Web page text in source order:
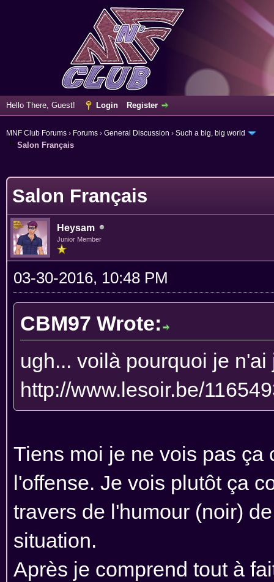
Hello There, Guest! Login Register
MNF Club Forums › Forums › General Discussion › Such a big, big world
Salon Français
Salon Français
Heysam
Junior Member
03-30-2016, 10:48 PM
CBM97 Wrote:
ugh... voilà pourquoi je
http://www.lesoir.be/
Tiens moi je ne vois pas ça
l'offense. Je vois plutôt ça
travers de l'humour (noir)
situation.
Après je comprend tout à